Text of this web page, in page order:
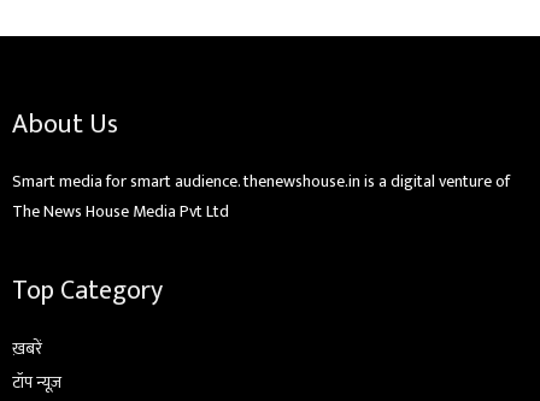
About Us
Smart media for smart audience. thenewshouse.in is a digital venture of
The News House Media Pvt Ltd
Top Category
ख़बरें
टॉप न्यूज़